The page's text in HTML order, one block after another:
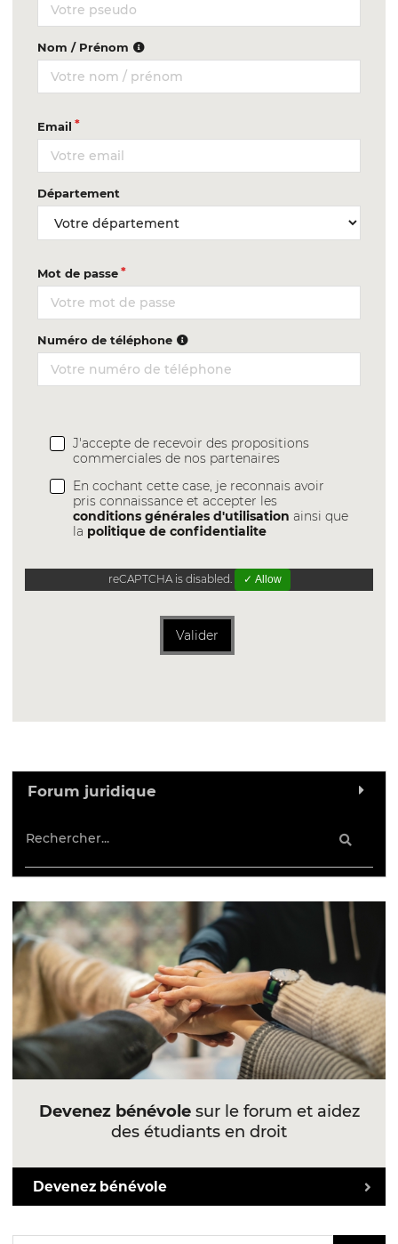
Nom / Prénom
Email
Département
Mot de passe
Numéro de téléphone
J'accepte de recevoir des propositions
commerciales de nos partenaires
En cochant cette case, je reconnais avoir
pris connaissance et accepter les
conditions générales d'utilisation ainsi que
la politique de confidentialite
reCAPTCHA is disabled. ✓ Allow
Valider
Forum juridique
Devenez bénévolesur le forum et aidez
des étudiants en droit
Devenez bénévole